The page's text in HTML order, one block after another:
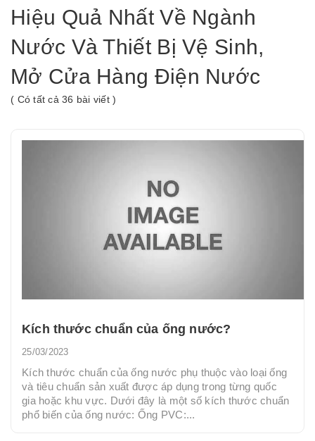
Hiệu Quả Nhất Về Ngành
Nước Và Thiết Bị Vệ Sinh,
Mở Cửa Hàng Điện Nước
( Có tất cả 36 bài viết )
Kích thước chuẩn của ống nước?
25/03/2023
Kích thước chuẩn của ống nước phụ thuộc vào loại ống
và tiêu chuẩn sản xuất được áp dụng trong từng quốc
gia hoặc khu vực. Dưới đây là một số kích thước chuẩn
phổ biến của ống nước: Ống PVC:...